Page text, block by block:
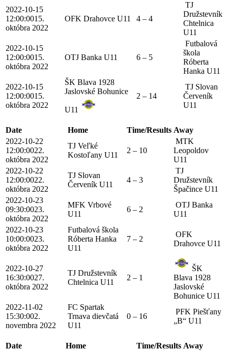
2022-10-15
12:00:0015.
októbra 2022
OFK Drahovce U11 4 – 4
TJ
Družstevník
Chtelnica
U11
2022-10-15
12:00:0015.
októbra 2022
OTJ Banka U11 6 – 5
Futbalová
škola
Róberta
Hanka U11
2022-10-15
12:00:0015.
októbra 2022
ŠK Blava 1928
Jaslovské Bohunice
U11
2 – 14
TJ Slovan
Červeník
U11
Date Home Time/Results Away
2022-10-22
12:00:0022.
októbra 2022
TJ Veľké
Kostoľany U11
2 – 10
MTK
Leopoldov
U11
2022-10-22
12:00:0022.
októbra 2022
TJ Slovan
Červeník U11
4 – 3
TJ
Družstevník
Špačince U11
2022-10-23
09:30:0023.
októbra 2022
MFK Vrbové
U11
6 – 2
OTJ Banka
U11
2022-10-23
10:00:0023.
októbra 2022
Futbalová škola
Róberta Hanka
U11
7 – 2
OFK
Drahovce U11
2022-10-27
16:30:0027.
októbra 2022
TJ Družstevník
Chtelnica U11
2 – 1
ŠK
Blava 1928
Jaslovské
Bohunice U11
2022-11-02
15:30:002.
novembra 2022
FC Spartak
Trnava dievčatá
U11
0 – 16
PFK Piešťany
„B“ U11
Date Home Time/Results Away